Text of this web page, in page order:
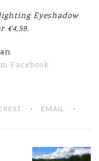
Eyeshadow
€4,59.
Facebook
· EMAIL ·